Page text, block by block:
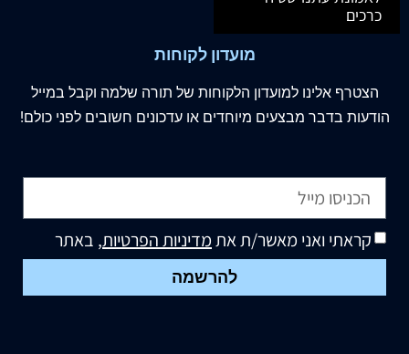
כרכים
מועדון לקוחות
הצטרף אלינו למועדון הלקוחות של תורה שלמה וקבל במייל
הודעות בדבר מבצעים מיוחדים או עדכונים חשובים לפני כולם!
קראתי ואני מאשר/ת אתמדיניות הפרטיות, באתר
להרשמה